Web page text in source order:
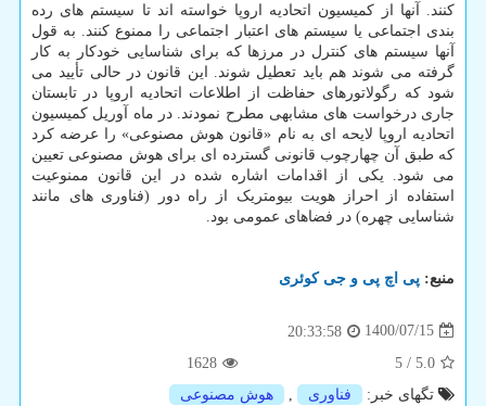
کنند. آنها از کمیسیون اتحادیه اروپا خواسته اند تا سیستم های رده
بندی اجتماعی یا سیستم های اعتبار اجتماعی را ممنوع کنند. به قول
آنها سیستم های کنترل در مرزها که برای شناسایی خودکار به کار
گرفته می شوند هم باید تعطیل شوند. این قانون در حالی تأیید می
شود که رگولاتورهای حفاظت از اطلاعات اتحادیه اروپا در تابستان
جاری درخواست های مشابهی مطرح نمودند. در ماه آوریل کمیسیون
اتحادیه اروپا لایحه ای به نام «قانون هوش مصنوعی» را عرضه کرد
که طبق آن چهارچوب قانونی گسترده ای برای هوش مصنوعی تعیین
می شود. یکی از اقدامات اشاره شده در این قانون ممنوعیت
استفاده از احراز هویت بیومتریک از راه دور (فناوری های مانند
شناسایی چهره) در فضاهای عمومی بود.
منبع: پی اچ پی و جی كوئری
1400/07/15
20:33:58
5.0
/
5
1628
تگهای خبر:
فناوری , هوش مصنوعی